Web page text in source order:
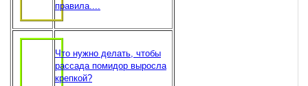
правила....
Что нужно делать, чтобы
рассада помидор выросла
крепкой?